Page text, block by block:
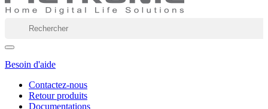
Besoin d'aide
Contactez-nous
Retour produits
Documentations